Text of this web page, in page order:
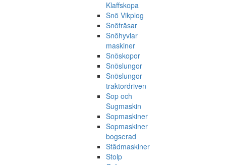
Klaffskopa
Snö Vikplog
Snöfräsar
Snöhyvlar
maskiner
Snöskopor
Snöslungor
Snöslungor
traktordriven
Sop och
Sugmaskin
Sopmaskiner
Sopmaskiner
bogserad
Städmaskiner
Stolp